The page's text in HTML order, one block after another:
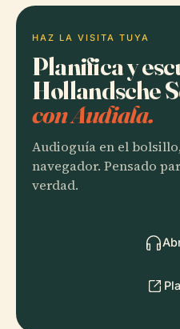
HAZ LA VISITA TUYA
Planifica y
Hollandsche
con Audiala.
Audioguía en el
navegador. Pensado
verdad.